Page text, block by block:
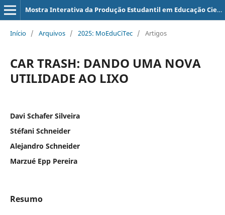
Mostra Interativa da Produção Estudantil em Educação Científica e Tecnológica
Início / Arquivos / 2025: MoEduCiTec / Artigos
CAR TRASH: DANDO UMA NOVA
UTILIDADE AO LIXO
Davi Schafer Silveira
Stéfani Schneider
Alejandro Schneider
Marzué Epp Pereira
Resumo